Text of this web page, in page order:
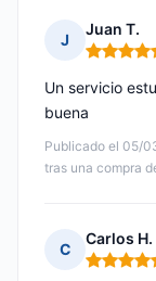
J
Juan T.
Nota: 5
Publicado el 05/
tras una compra
Un servicio
buena
C
Carlos H.
Nota: 5